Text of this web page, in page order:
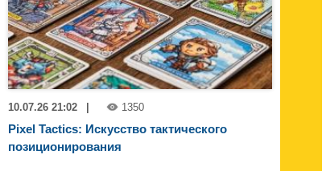
10.07.26 21:02 1350
Pixel Tactics: Искусство тактического
позиционирования